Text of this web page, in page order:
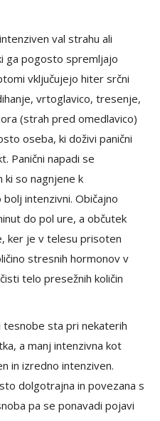
val strahu ali
ga pogosto spremljajo
vključujejo hiter srčni
vrtoglavico, tresenje,
(strah pred omedlavico)
oseba, ki doživi panični
Panični napadi se
so nagnjene k
intenzivni. Običajno
do pol ure, a občutek
ker je v telesu prisoten
stresnih hormonov v
telo presežnih količin
tesnobe sta pri nekaterih
a manj intenzivna kot
in izredno intenziven.
dolgotrajna in povezana s
pa se ponavadi pojavi